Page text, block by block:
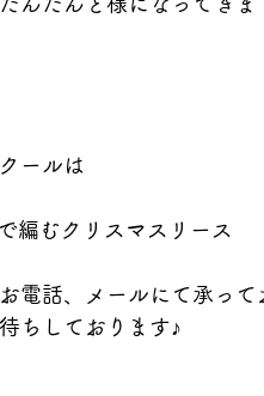
ールは
編むクリスマスリース
電話、メールにて承って
ちしております♪